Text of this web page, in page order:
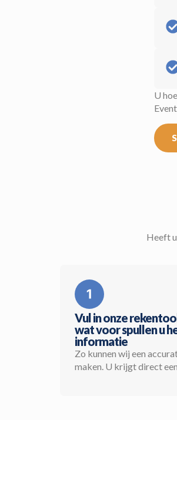
U
Heeft
Vul in onze
wat voor spullen u
informatie
Zo kunnen wij een
maken. U krijgt direct